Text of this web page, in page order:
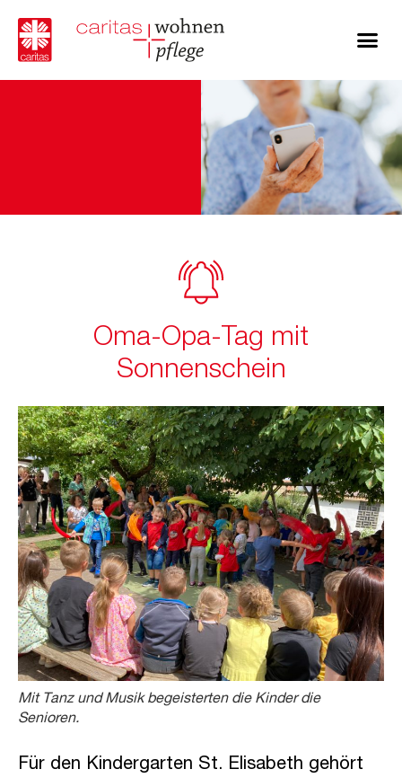
Oma-Opa-Tag mit
Sonnenschein
Mit Tanz und Musik begeisterten die Kinder die
Senioren.
Für den Kindergarten St. Elisabeth gehört